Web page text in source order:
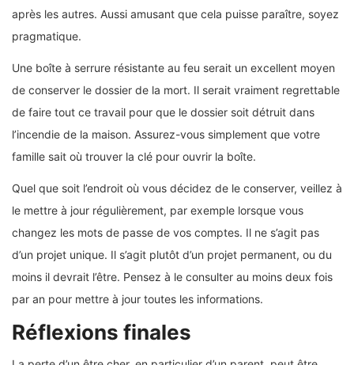
après les autres. Aussi amusant que cela puisse paraître, soyez
pragmatique.
Une boîte à serrure résistante au feu serait un excellent moyen
de conserver le dossier de la mort. Il serait vraiment regrettable
de faire tout ce travail pour que le dossier soit détruit dans
l’incendie de la maison. Assurez-vous simplement que votre
famille sait où trouver la clé pour ouvrir la boîte.
Quel que soit l’endroit où vous décidez de le conserver, veillez à
le mettre à jour régulièrement, par exemple lorsque vous
changez les mots de passe de vos comptes. Il ne s’agit pas
d’un projet unique. Il s’agit plutôt d’un projet permanent, ou du
moins il devrait l’être. Pensez à le consulter au moins deux fois
par an pour mettre à jour toutes les informations.
Réflexions finales